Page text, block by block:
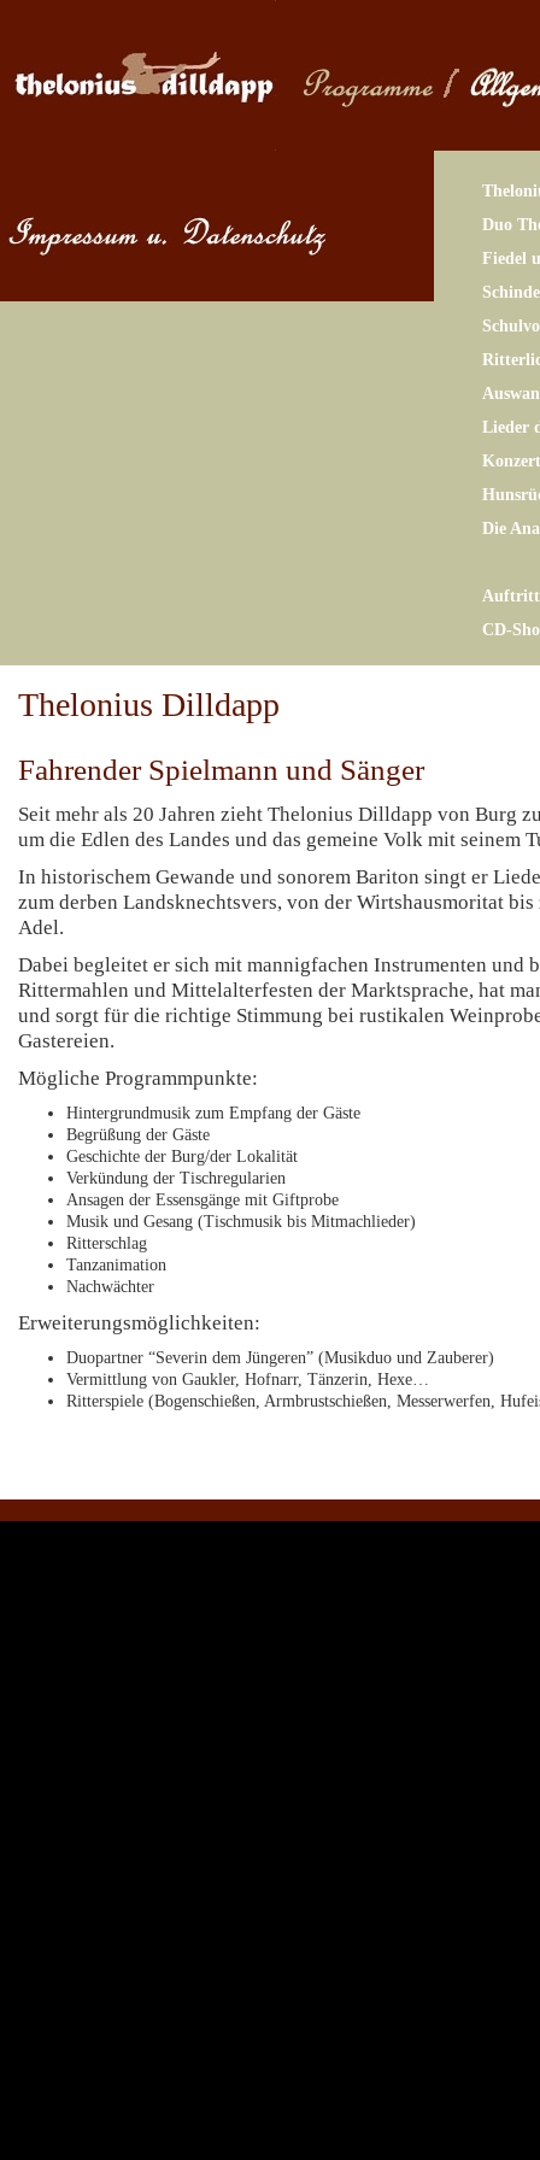
Duo
Fiedel
Lieder
Die
CD-
Thelonius Dilldapp
Fahrender Spielmann und Sänger
Seit mehr als 20 Jahren zieht Thelonius Dilldapp von Burg
um die Edlen des Landes und das gemeine Volk mit seinem
In historischem Gewande und sonorem Bariton singt er
zum derben Landsknechtsvers, von der Wirtshausmoritat
Adel.
Dabei begleitet er sich mit mannigfachen Instrumenten und
Rittermahlen und Mittelalterfesten der Marktsprache, hat
und sorgt für die richtige Stimmung bei rustikalen
Gastereien.
Mögliche Programmpunkte:
Hintergrundmusik zum Empfang der Gäste
Begrüßung der Gäste
Geschichte der Burg/der Lokalität
Verkündung der Tischregularien
Ansagen der Essensgänge mit Giftprobe
Musik und Gesang (Tischmusik bis Mitmachlieder)
Ritterschlag
Tanzanimation
Nachwächter
Erweiterungsmöglichkeiten:
Duopartner “Severin dem Jüngeren” (Musikduo und Zauberer)
Vermittlung von Gaukler, Hofnarr, Tänzerin, Hexe…
Ritterspiele (Bogenschießen, Armbrustschießen, Messerwerfen,